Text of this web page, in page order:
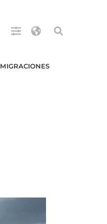
MIGRACIONES